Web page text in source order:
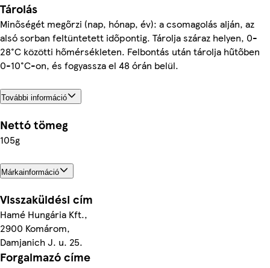
Tárolás
Minőségét megőrzi (nap, hónap, év): a csomagolás alján, az
alsó sorban feltüntetett időpontig. Tárolja száraz helyen, 0-
28°C közötti hőmérsékleten. Felbontás után tárolja hűtőben
0-10°C-on, és fogyassza el 48 órán belül.
További információ
Nettó tömeg
105g
Márkainformáció
Visszaküldési cím
Hamé Hungária Kft.,
2900 Komárom,
Damjanich J. u. 25.
Forgalmazó címe